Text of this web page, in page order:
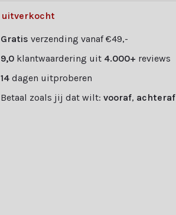
uitverkocht
Gratisverzending vanaf €49,-
9,0 klantwaardering uit 4.000+ reviews
14dagen uitproberen
Betaal zoals jij dat wilt:vooraf, achteraf